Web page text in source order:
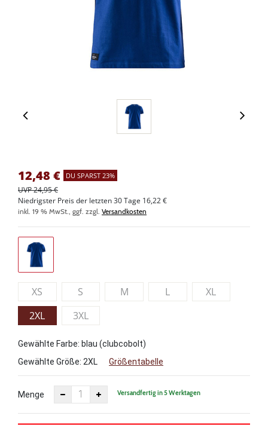
12,48 € DU SPARST 23%
UVP 24,95 €
Niedrigster Preis der letzten 30 Tage 16,22 €
inkl. 19 % MwSt., ggf. zzgl. Versandkosten
XS S M L
XL
2XL
3XL
Gewählte Farbe: blau (clubcobolt)
Gewählte Größe: 2XL Größentabelle
Menge Versandfertig in 5 Werktagen